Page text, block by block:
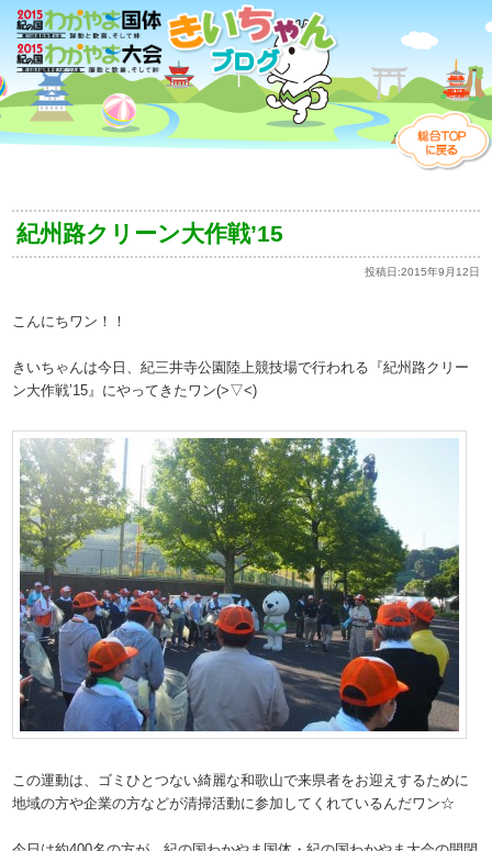
紀州路クリーン大作戦’15
投稿日:2015年9月12日
こんにちワン！！
きいちゃんは今日、紀三井寺公園陸上競技場で行われる『紀州路クリー
ン大作戦’15』にやってきたワン(>▽<)
この運動は、ゴミひとつない綺麗な和歌山で来県者をお迎えするために
地域の方や企業の方などが清掃活動に参加してくれているんだワン☆